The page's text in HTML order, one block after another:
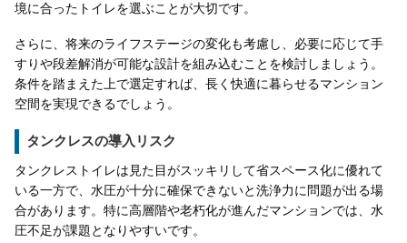
境に合ったトイレを選ぶことが大切です。
さらに、将来のライフステージの変化も考慮し、必要に応じて手
すりや段差解消が可能な設計を組み込むことを検討しましょう。
条件を踏まえた上で選定すれば、長く快適に暮らせるマンション
空間を実現できるでしょう。
タンクレスの導入リスク
タンクレストイレは見た目がスッキリして省スペース化に優れて
いる一方で、水圧が十分に確保できないと洗浄力に問題が出る場
合があります。特に高層階や老朽化が進んだマンションでは、水
圧不足が課題となりやすいです。